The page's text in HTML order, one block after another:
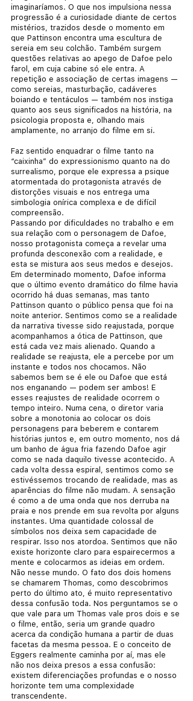
imaginaríamos. O que nos impulsiona nessa
progressão é a curiosidade diante de certos
mistérios, trazidos desde o momento em
que Pattinson encontra uma escultura de
sereia em seu colchão. Também surgem
questões relativas ao apego de Dafoe pelo
farol, em cuja cabine só ele entra. A
repetição e associação de certas imagens —
como sereias, masturbação, cadáveres
boiando e tentáculos — também nos instiga
quanto aos seus significados na história, na
psicologia proposta e, olhando mais
amplamente, no arranjo do filme em si.
Faz sentido enquadrar o filme tanto na
“caixinha” do expressionismo quanto na do
surrealismo, porque ele expressa a psique
atormentada do protagonista através de
distorções visuais e nos entrega uma
simbologia onírica complexa e de difícil
compreensão.
Passando por dificuldades no trabalho e em
sua relação com o personagem de Dafoe,
nosso protagonista começa a revelar uma
profunda desconexão com a realidade, e
esta se mistura aos seus medos e desejos.
Em determinado momento, Dafoe informa
que o último evento dramático do filme havia
ocorrido há duas semanas, mas tanto
Pattinson quanto o público pensa que foi na
noite anterior. Sentimos como se a realidade
da narrativa tivesse sido reajustada, porque
acompanhamos a ótica de Pattinson, que
está cada vez mais alienado. Quando a
realidade se reajusta, ele a percebe por um
instante e todos nos chocamos. Não
sabemos bem se é ele ou Dafoe que está
nos enganando — podem ser ambos! E
esses reajustes de realidade ocorrem o
tempo inteiro. Numa cena, o diretor varia
sobre a monotonia ao colocar os dois
personagens para beberem e contarem
histórias juntos e, em outro momento, nos dá
um banho de água fria fazendo Dafoe agir
como se nada daquilo tivesse acontecido. A
cada volta dessa espiral, sentimos como se
estivéssemos trocando de realidade, mas as
aparências do filme não mudam. A sensação
é como a de uma onda que nos derruba na
praia e nos prende em sua revolta por alguns
instantes. Uma quantidade colossal de
símbolos nos deixa sem capacidade de
respirar. Isso nos atordoa. Sentimos que não
existe horizonte claro para espairecermos a
mente e colocarmos as ideias em ordem.
Não nesse mundo. O fato dos dois homens
se chamarem Thomas, como descobrimos
perto do último ato, é muito representativo
dessa confusão toda. Nos perguntamos se o
que vale para um Thomas vale pros dois e se
o filme, então, seria um grande quadro
acerca da condição humana a partir de duas
facetas da mesma pessoa. E o conceito de
Eggers realmente caminha por aí, mas ele
não nos deixa presos a essa confusão:
existem diferenciações profundas e o nosso
horizonte tem uma complexidade
transcendente.